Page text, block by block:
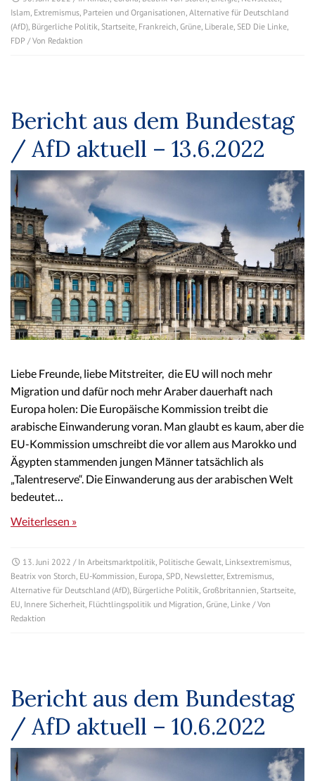
Islam Extremismus Parteien und Organisationen Alternative für Deutschland
(AfD) Bürgerliche Politik Startseite Frankreich Grüne Liberale SED Die Linke
FDP / Von Redaktion
Bericht aus dem Bundestag
/ AfD aktuell – 13.6.2022
Liebe Freunde, liebe Mitstreiter, die EU will noch mehr
Migration und dafür noch mehr Araber dauerhaft nach
Europa holen: Die Europäische Kommission treibt die
arabische Einwanderung voran. Man glaubt es kaum, aber die
EU-Kommission umschreibt die vor allem aus Marokko und
Ägypten stammenden jungen Männer tatsächlich als
„Talentreserve“. Die Einwanderung aus der arabischen Welt
bedeutet…
Weiterlesen »
13. Juni 2022 / In Arbeitsmarktpolitik, Politische Gewalt, Linksextremismus,
Beatrix von Storch, EU-Kommission, Europa, SPD, Newsletter, Extremismus,
Alternative für Deutschland (AfD), Bürgerliche Politik, Großbritannien, Startseite,
EU, Innere Sicherheit, Flüchtlingspolitik und Migration, Grüne, Linke / Von
Redaktion
Bericht aus dem Bundestag
/ AfD aktuell – 10.6.2022